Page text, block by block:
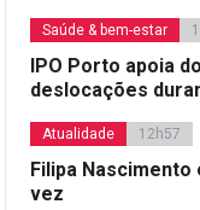
Saúde & bem-estar
IPO Porto apoia
deslocações
Atualidade 12h57
Filipa Nascimento
vez